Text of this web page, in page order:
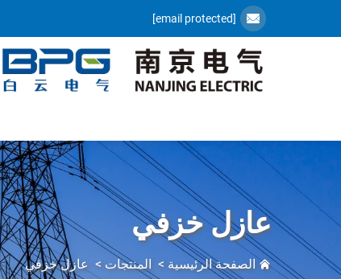
[email protected]
عازل خزفي
الصفحة الرئيسية > المنتجات > عازل خزفي